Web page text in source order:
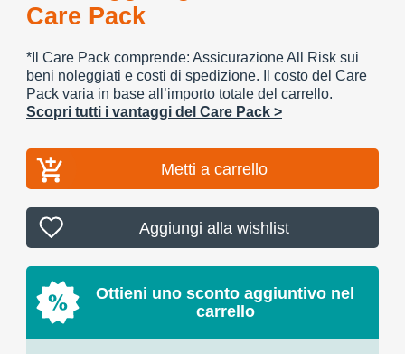
Care Pack
*Il Care Pack comprende: Assicurazione All Risk sui
beni noleggiati e costi di spedizione. Il costo del Care
Pack varia in base all’importo totale del carrello.
Scopri tutti i vantaggi del Care Pack >
Metti a carrello
Aggiungi alla wishlist
Ottieni uno sconto aggiuntivo nel
carrello